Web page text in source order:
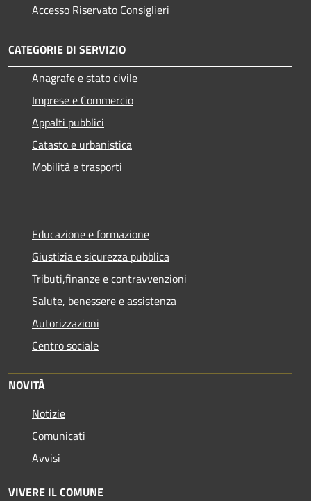
Accesso Riservato Consiglieri
CATEGORIE DI SERVIZIO
Anagrafe e stato civile
Imprese e Commercio
Appalti pubblici
Catasto e urbanistica
Mobilità e trasporti
Educazione e formazione
Giustizia e sicurezza pubblica
Tributi,finanze e contravvenzioni
Salute, benessere e assistenza
Autorizzazioni
Centro sociale
NOVITÀ
Notizie
Comunicati
Avvisi
VIVERE IL COMUNE